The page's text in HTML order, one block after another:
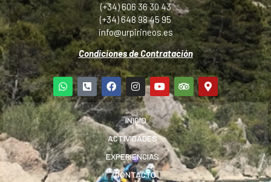
(+34) 606 36 30 43
(+34) 648 98 45 95
info@urpirineos.es
Condiciones de Contratación
INICIO
ACTIVIDADES
EXPERIENCIAS
CONTACTO